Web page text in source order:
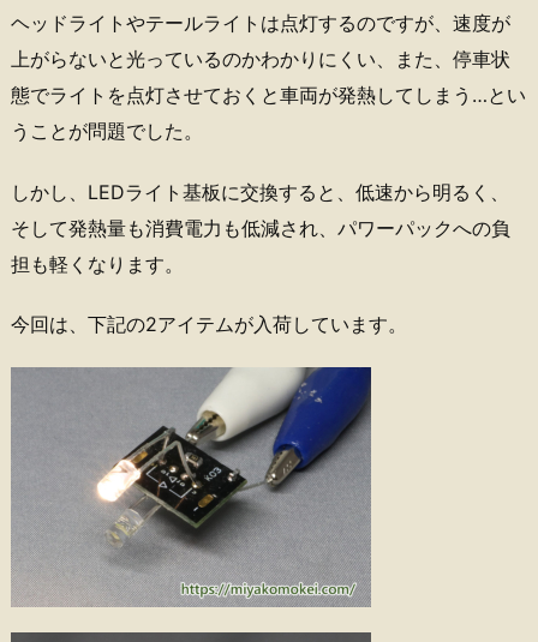
ヘッドライトやテールライトは点灯するのですが、速度が
上がらないと光っているのかわかりにくい、また、停車状
態でライトを点灯させておくと車両が発熱してしまう…とい
うことが問題でした。
しかし、LEDライト基板に交換すると、低速から明るく、
そして発熱量も消費電力も低減され、パワーパックへの負
担も軽くなります。
今回は、下記の2アイテムが入荷しています。